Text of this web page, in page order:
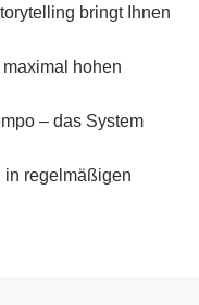
bringt Ihnen
hohen
– das System
in regelmäßigen